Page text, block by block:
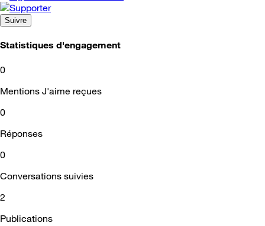
Suivre
Statistiques d'engagement
0
Mentions J'aime reçues
0
Réponses
0
Conversations suivies
2
Publications